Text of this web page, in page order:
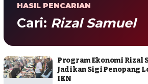
HASIL PENCARIAN
Cari: Rizal Samuel
Program Ekonomi Rizal
Jadikan Sigi Penopang
IKN